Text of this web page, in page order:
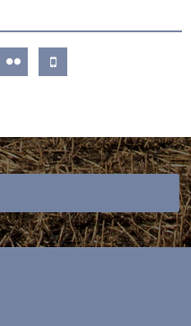
flickr mobile